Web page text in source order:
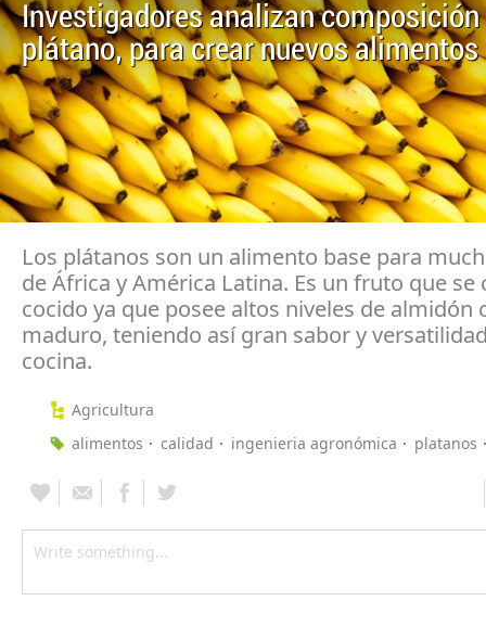
Investigadores analizan composición
plátano, para crear nuevos alimentos
Los plátanos son un alimento base para
de África y América Latina. Es un fruto que se
cocido ya que posee altos niveles de almidón
maduro, teniendo así gran sabor y
cocina.
Agricultura
alimentos
calidad ingenieria agronómica platanos